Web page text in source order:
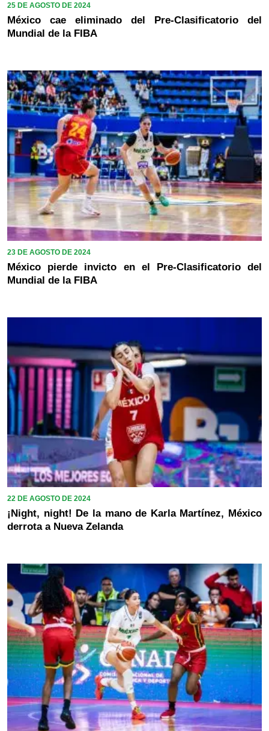
25 DE AGOSTO DE 2024
México cae eliminado del Pre-Clasificatorio del
Mundial de la FIBA
23 DE AGOSTO DE 2024
México pierde invicto en el Pre-Clasificatorio del
Mundial de la FIBA
22 DE AGOSTO DE 2024
¡Night, night! De la mano de Karla Martínez, México
derrota a Nueva Zelanda